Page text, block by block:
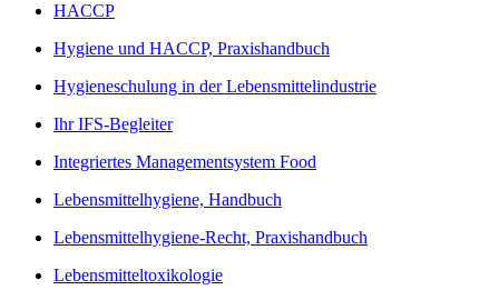
HACCP
Hygiene und HACCP, Praxishandbuch
Hygieneschulung in der Lebensmittelindustrie
Ihr IFS-Begleiter
Integriertes Managementsystem Food
Lebensmittelhygiene, Handbuch
Lebensmittelhygiene-Recht, Praxishandbuch
Lebensmitteltoxikologie